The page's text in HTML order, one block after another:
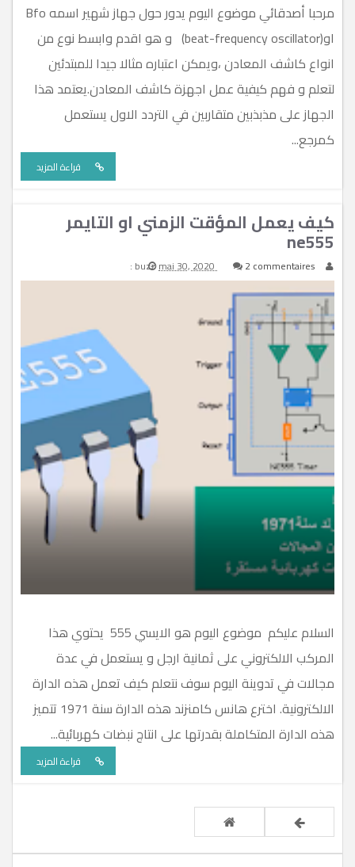
مرحبا أصدقائي موضوع اليوم يدور حول جهاز شهير اسمه Bfo
او(beat-frequency oscillator) و هو اقدم وابسط نوع من
انواع كاشف المعادن ،ويمكن اعتباره مثالا جيدا للمبتدئين
لتعلم و فهم كيفية عمل اجهزة كاشف المعادن.يعتمد هذا
الجهاز على مذبذبين متقاربين في التردد الاول يستعمل
كمرجع...
قراءة المزيد
كيف يعمل المؤقت الزمني او التايمر
ne555
buzzmai 30, 2020 2 commentaires :
السلام عليكم موضوع اليوم هو الايسي 555 يحتوي هذا
المركب الالكتروني على ثمانية ارجل و يستعمل في عدة
مجالات في تدوينة اليوم سوف نتعلم كيف تعمل هذه الدارة
الالكترونية. اخترع هانس كامنزند هذه الدارة سنة 1971 تتميز
هذه الدارة المتكاملة بقدرتها على انتاج نبضات كهربائية...
قراءة المزيد